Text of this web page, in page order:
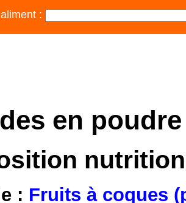
:
en
: Fruits à coques